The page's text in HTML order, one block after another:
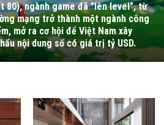
Văn Tuấn yêu cầu đẩy mạnh hoàn
chính, chuyển đổi số, tháo gỡ
doanh nghiệp và thúc đẩy giải ngân